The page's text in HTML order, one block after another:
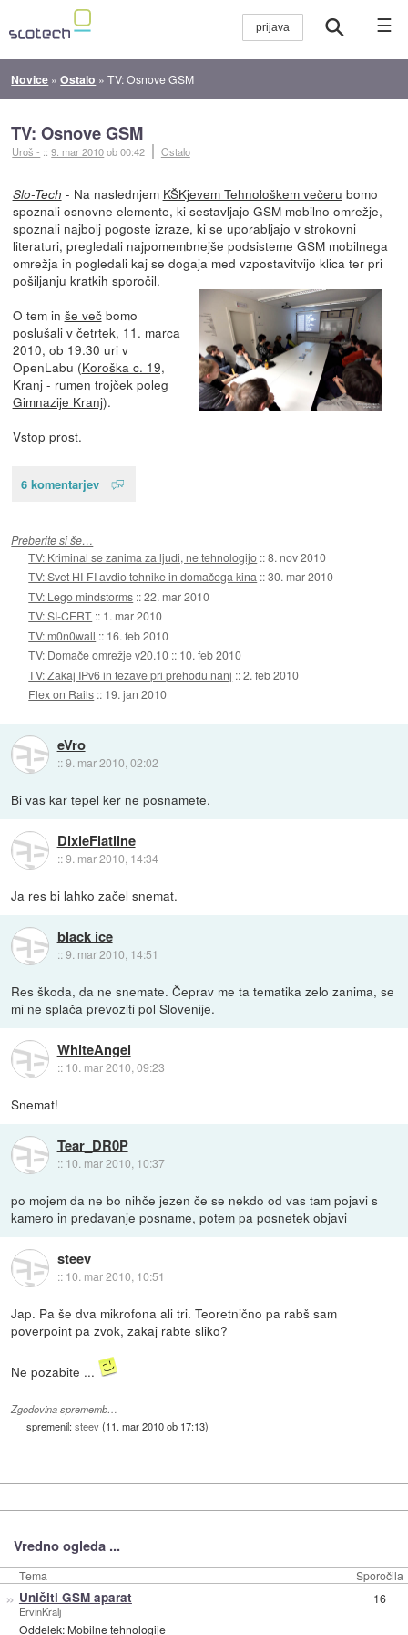
☰
Novice »Ostalo »TV: Osnove GSM
TV: Osnove GSM
Uroš - ::9. mar 2010ob 00:42 Ostalo
Slo-Tech - Na naslednjem KŠKjevem Tehnološkem večeru bomo
spoznali osnovne elemente, ki sestavljajo GSM mobilno omrežje,
spoznali najbolj pogoste izraze, ki se uporabljajo v strokovni
literaturi, pregledali najpomembnejše podsisteme GSM mobilnega
omrežja in pogledali kaj se dogaja med vzpostavitvijo klica ter pri
pošiljanju kratkih sporočil.
O tem in še večbomo
poslušali v četrtek, 11. marca
2010, ob 19.30 uri v
OpenLabu (Koroška c. 19,
Kranj - rumen trojček poleg
Gimnazije Kranj).
Vstop prost.
6 komentarjev
Preberite si še…
TV: Kriminal se zanima za ljudi, ne tehnologijo ::8. nov 2010
TV: Svet HI-FI avdio tehnike in domačega kina ::30. mar 2010
TV: Lego mindstorms ::22. mar 2010
TV: SI-CERT :: 1. mar 2010
TV: m0n0wall :: 16. feb 2010
TV: Domače omrežje v20.10 :: 10. feb 2010
TV: Zakaj IPv6 in težave pri prehodu nanj ::2. feb 2010
Flex on Rails :: 19. jan 2010
eVro
::9. mar 2010, 02:02
Bi vas kar tepel ker ne posnamete.
DixieFlatline
::9. mar 2010, 14:34
Ja res bi lahko začel snemat.
black ice
::9. mar 2010, 14:51
Res škoda, da ne snemate. Čeprav me ta tematika zelo zanima, se
mi ne splača prevoziti pol Slovenije.
WhiteAngel
:: 10. mar 2010, 09:23
Snemat!
Tear_DR0P
:: 10. mar 2010, 10:37
po mojem da ne bo nihče jezen če se nekdo od vas tam pojavi s
kamero in predavanje posname, potem pa posnetek objavi
steev
:: 10. mar 2010, 10:51
Jap. Pa še dva mikrofona ali tri. Teoretnično pa rabš sam
poverpoint pa zvok, zakaj rabte sliko?
Ne pozabite ...
Zgodovina sprememb…
spremenil:steev(11. mar 2010 ob 17:13)
Vredno ogleda ...
Tema Sporočila
» Uničiti GSM aparat
ErvinKralj
Oddelek: Mobilne tehnologije
16